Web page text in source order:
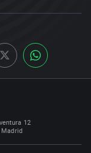
12
Madrid